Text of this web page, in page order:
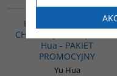
KLASYKA LITERATURY
CHIŃSKIEJ - 5 książek - Yu
Hua - PAKIET
PROMOCYJNY
Yu Hua